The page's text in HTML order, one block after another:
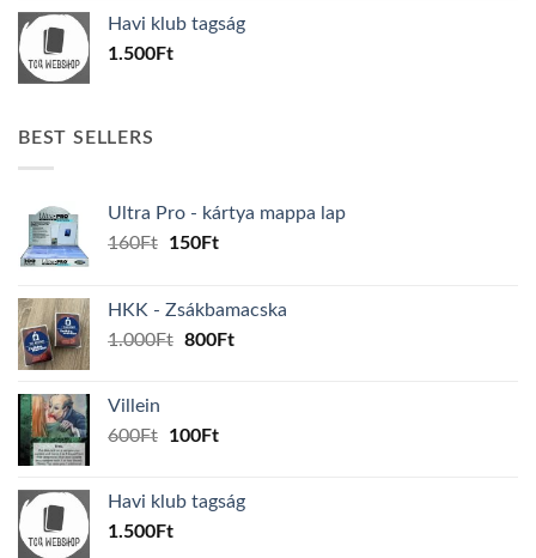
600Ft.100Ft.
Havi klub tagság
1.500Ft
BEST SELLERS
Ultra Pro - kártya mappa lap
160Ft
Original
160Ft.
150FtCurrent
150Ft.
HKK - Zsákbamacska
1.000Ft Original
800FtCurrent
Villein
600Ft
Original
600Ft.
100FtCurrent
100Ft.
Havi klub tagság
1.500Ft